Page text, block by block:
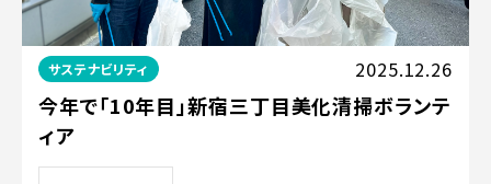
サステナビリティ 2025.12.26
今年で「10年目」新宿三丁目美化清掃ボランテ
ィア